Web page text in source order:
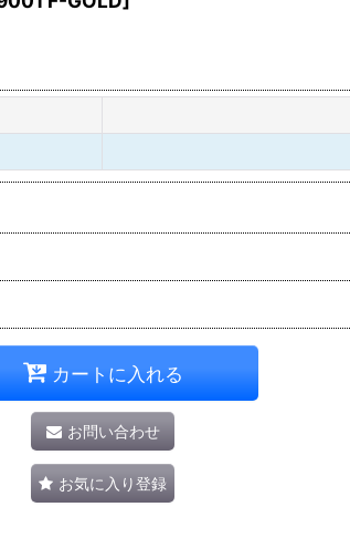
カートに入れる
お問い合わせ
お気に入り登録